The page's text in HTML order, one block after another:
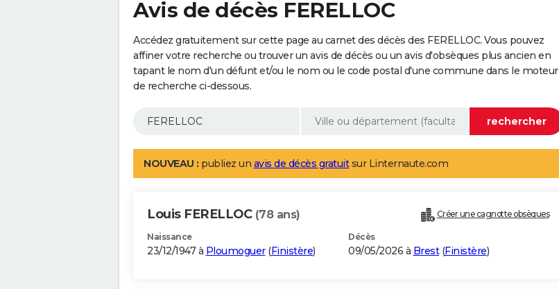
Avis de décès FERELLOC
Accédez gratuitement sur cette page au carnet des décès des FERELLOC. Vous pouvez
affiner votre recherche ou trouver un avis de décès ou un avis d'obsèques plus ancien en
tapant le nom d'un défunt et/ou le nom ou le code postal d'une commune dans le moteur
de recherche ci-dessous.
NOUVEAU : publiez un avis de décès gratuitsur Linternaute.com
Louis FERELLOC (78 ans) Créer une cagnotte obsèques
Naissance
23/12/1947 à Ploumoguer(Finistère)
Décès
09/05/2026 à Brest(Finistère)